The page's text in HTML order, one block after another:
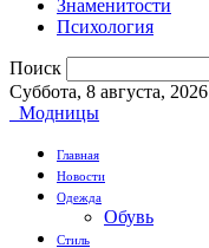
Знаменитости
Психология
Поиск
Суббота, 8 августа, 2026
Модницы
Главная
Новости
Одежда
Обувь
Стиль